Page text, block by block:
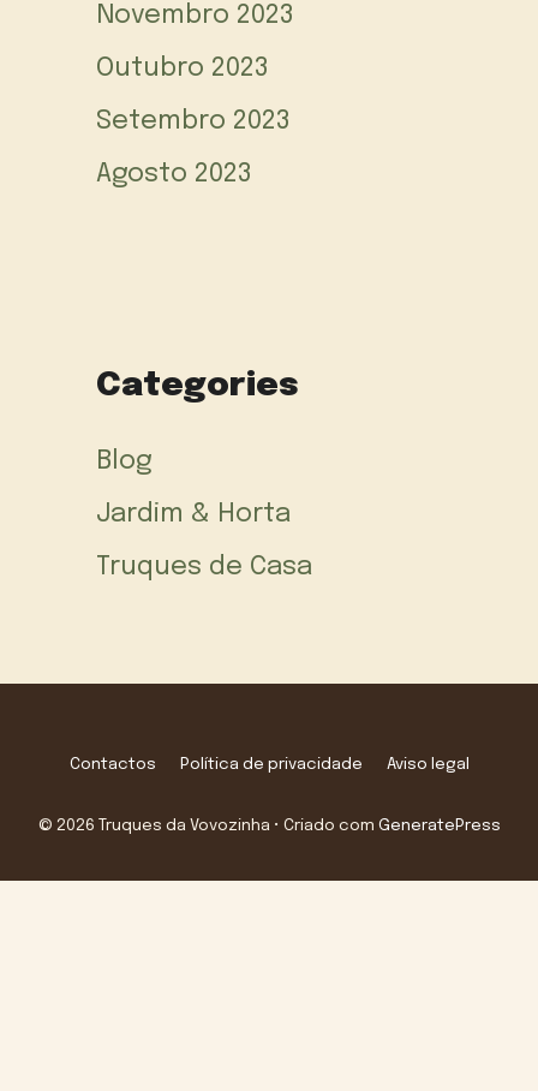
Novembro 2023
Outubro 2023
Setembro 2023
Agosto 2023
Categories
Blog
Jardim & Horta
Truques de Casa
Contactos Política de privacidade Aviso legal
© 2026 Truques da Vovozinha • Criado com GeneratePress